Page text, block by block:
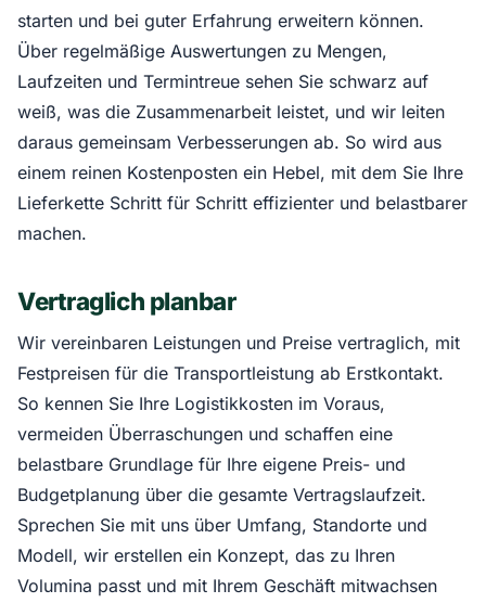
starten und bei guter Erfahrung erweitern können.
Über regelmäßige Auswertungen zu Mengen,
Laufzeiten und Termintreue sehen Sie schwarz auf
weiß, was die Zusammenarbeit leistet, und wir leiten
daraus gemeinsam Verbesserungen ab. So wird aus
einem reinen Kostenposten ein Hebel, mit dem Sie Ihre
Lieferkette Schritt für Schritt effizienter und belastbarer
machen.
Vertraglich planbar
Wir vereinbaren Leistungen und Preise vertraglich, mit
Festpreisen für die Transportleistung ab Erstkontakt.
So kennen Sie Ihre Logistikkosten im Voraus,
vermeiden Überraschungen und schaffen eine
belastbare Grundlage für Ihre eigene Preis- und
Budgetplanung über die gesamte Vertragslaufzeit.
Sprechen Sie mit uns über Umfang, Standorte und
Modell, wir erstellen ein Konzept, das zu Ihren
Volumina passt und mit Ihrem Geschäft mitwachsen